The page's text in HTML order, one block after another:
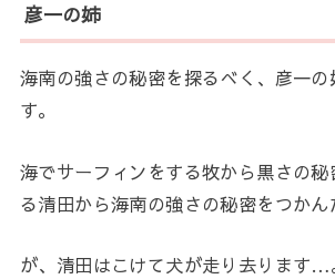
彦一の姉
海南の強さの秘密を探るべく、彦一
す。
海でサーフィンをする牧から黒さの
る清田から海南の強さの秘密をつかん
が、清田はこけて犬が走り去ります…